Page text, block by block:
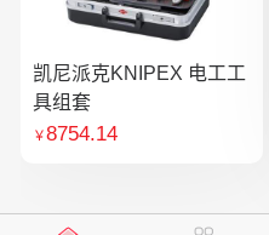
凯尼派克KNIPEX 电工工
具组套
￥8754.14